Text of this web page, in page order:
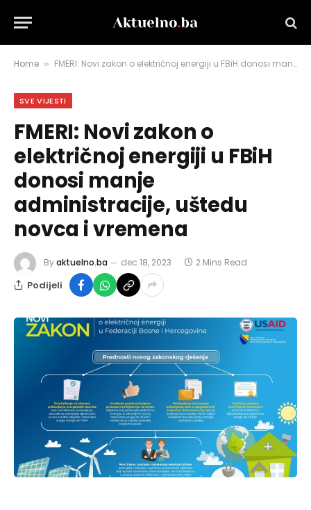
Home » FMERI: Novi zakon o električnoj energiji u FBiH donosi manje administracije, uštedu novca i vremena
SVE VIJESTI
FMERI: Novi zakon o
električnoj energiji u FBiH
donosi manje
administracije, uštedu
novca i vremena
Byaktuelno.ba dec 18, 2023 2 Mins Read
Podijeli